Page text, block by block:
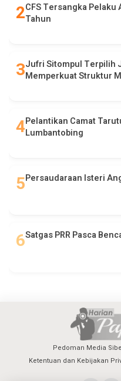
CFS Tersangka
Tahun
Jufri Sitompul Terpilih
Memperkuat Struktur
Pelantikan Camat
Lumbantobing
Persaudaraan Isteri
Satgas PRR Pasca
Pedoman Media
Ketentuan dan Kebijakan